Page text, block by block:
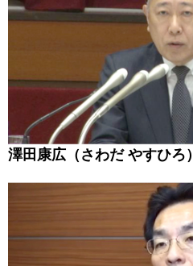
澤田康広（さわだ やすひろ）